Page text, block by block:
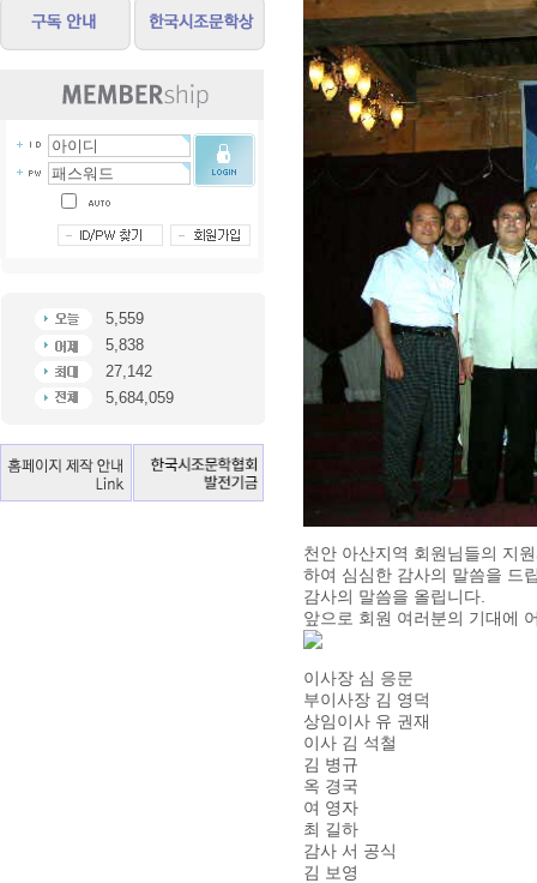
5,559
5,838
27,142
5,684,059
천안 아산지역 회원님들의 지
하여 심심한 감사의 말씀을 드
감사의 말씀을 올립니다.
앞으로 회원 여러분의 기대에
이사장 심 응문
부이사장 김 영덕
상임이사 유 권재
이사 김 석철
김 병규
옥 경국
여 영자
최 길하
감사 서 공식
김 보영